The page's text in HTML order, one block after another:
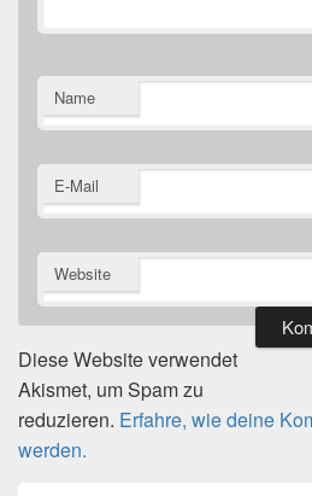
Name
E-Mail
Website
Diese Website verwendet
Akismet, um Spam zu
reduzieren. Erfahre, wie deine
werden.